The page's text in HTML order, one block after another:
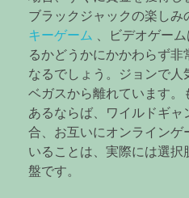
ブラックジャックの楽しみ
キーゲーム
、ビデオゲー
るかどうかにかかわらず非
なるでしょう。ジョンで人
ベガスから離れています。
あるならば、ワイルドギ
合、お互いにオンラインゲ
いることは、実際には選択
盤です。